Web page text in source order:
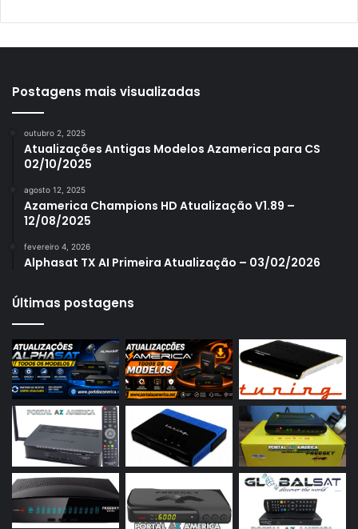
Azamerica S1005
Azamerica S1006 Plus
Azamerica S1007 New
Azamerica S1007 Plus
Azamerica S1009
Azamerica S2005
Azamerica S2010
Azamerica S2015
Azamerica S922
Azamerica S922 Mini
Azamerica S928
Azamerica Silver
Azamerica Silver GX PRO
Postagens mais visualizadas
outubro 2, 2025
Atualizações Antigas Modelos Azamerica para CS
02/10/2025
agosto 12, 2025
Azamerica Champions HD Atualização V1.89 –
12/08/2025
fevereiro 4, 2026
Alphasat TX AI Primeira Atualização – 03/02/2026
Últimas postagens